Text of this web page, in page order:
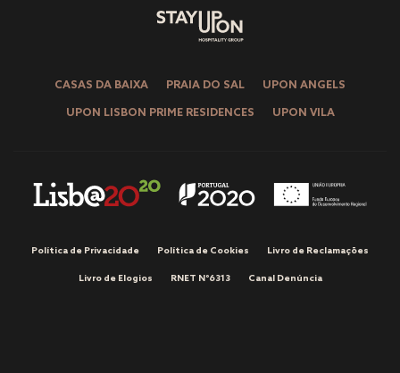
CASAS DA BAIXA PRAIA DO SAL UPON ANGELS
UPON LISBON PRIME RESIDENCES UPON VILA
Política de Privacidade Política de Cookies Livro de Reclamações
Livro de Elogios RNET Nº6313 Canal Denúncia